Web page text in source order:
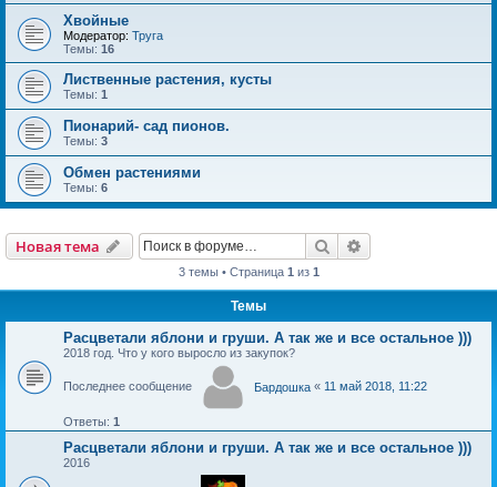
Хвойные
Модератор: Труга
Темы: 16
Лиственные растения, кусты
Темы: 1
Пионарий- сад пионов.
Темы: 3
Обмен растениями
Темы: 6
Новая тема
Новаятема Поиск
3 темы • Страница 1 из 1
Темы
Расцветали яблони и груши. А так же и все остальное )))
2018 год. Что у кого выросло из закупок?
Последнее сообщение Бардошка « 11 май 2018, 11:22
Ответы: 1
Расцветали яблони и груши. А так же и все остальное )))
2016